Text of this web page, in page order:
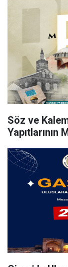
Söz ve
Yapıtlarının